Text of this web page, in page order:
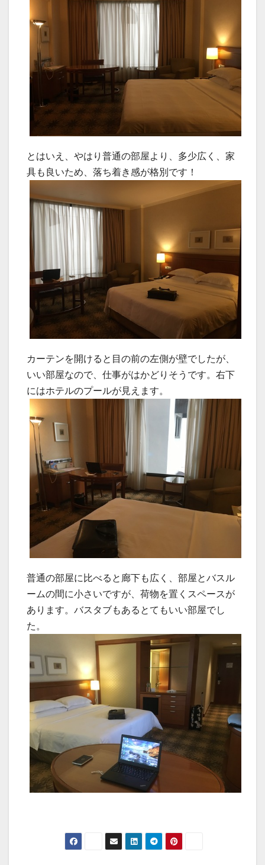
とはいえ、やはり普通の部屋より、多少広く、家
具も良いため、落ち着き感が格別です！
カーテンを開けると目の前の左側が壁でしたが、
いい部屋なので、仕事がはかどりそうです。右下
にはホテルのプールが見えます。
普通の部屋に比べると廊下も広く、部屋とバスル
ームの間に小さいですが、荷物を置くスペースが
あります。バスタブもあるとてもいい部屋でし
た。